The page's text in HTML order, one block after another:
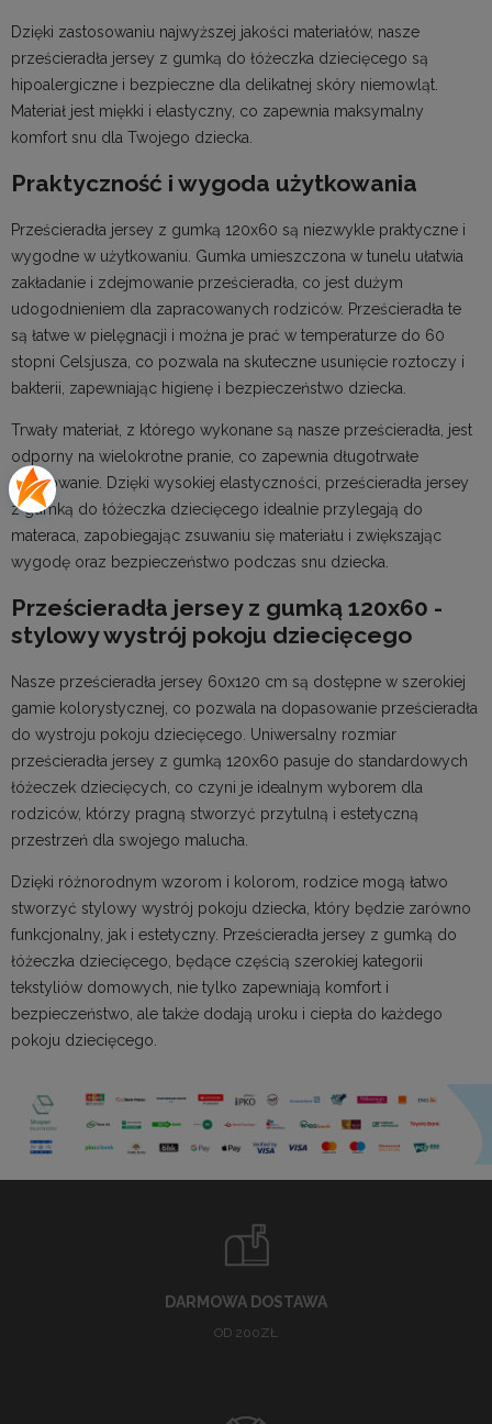
Dzięki zastosowaniu najwyższej jakości materiałów, nasze
prześcieradła jersey z gumką do łóżeczka dziecięcego są
hipoalergiczne i bezpieczne dla delikatnej skóry niemowląt.
Materiał jest miękki i elastyczny, co zapewnia maksymalny
komfort snu dla Twojego dziecka.
Praktyczność i wygoda użytkowania
Prześcieradła jersey z gumką 120x60 są niezwykle praktyczne i
wygodne w użytkowaniu. Gumka umieszczona w tunelu ułatwia
zakładanie i zdejmowanie prześcieradła, co jest dużym
udogodnieniem dla zapracowanych rodziców. Prześcieradła te
są łatwe w pielęgnacji i można je prać w temperaturze do 60
stopni Celsjusza, co pozwala na skuteczne usunięcie roztoczy i
bakterii, zapewniając higienę i bezpieczeństwo dziecka.
Trwały materiał, z którego wykonane są nasze prześcieradła, jest
odporny na wielokrotne pranie, co zapewnia długotrwałe
użytkowanie. Dzięki wysokiej elastyczności, prześcieradła jersey
z gumką do łóżeczka dziecięcego idealnie przylegają do
materaca, zapobiegając zsuwaniu się materiału i zwiększając
wygodę oraz bezpieczeństwo podczas snu dziecka.
Prześcieradła jersey z gumką 120x60 -
stylowy wystrój pokoju dziecięcego
Nasze prześcieradła jersey 60x120 cm są dostępne w szerokiej
gamie kolorystycznej, co pozwala na dopasowanie prześcieradła
do wystroju pokoju dziecięcego. Uniwersalny rozmiar
prześcieradła jersey z gumką 120x60 pasuje do standardowych
łóżeczek dziecięcych, co czyni je idealnym wyborem dla
rodziców, którzy pragną stworzyć przytulną i estetyczną
przestrzeń dla swojego malucha.
Dzięki różnorodnym wzorom i kolorom, rodzice mogą łatwo
stworzyć stylowy wystrój pokoju dziecka, który będzie zarówno
funkcjonalny, jak i estetyczny. Prześcieradła jersey z gumką do
łóżeczka dziecięcego, będące częścią szerokiej kategorii
tekstyliów domowych , nie tylko zapewniają komfort i
bezpieczeństwo, ale także dodają uroku i ciepła do każdego
pokoju dziecięcego.
DARMOWA DOSTAWA
OD 200ZŁ